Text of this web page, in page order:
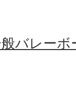
バレーボ